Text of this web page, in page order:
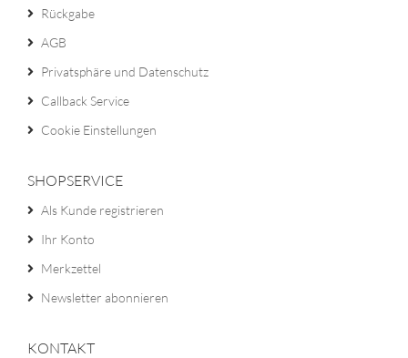
Rückgabe
AGB
Privatsphäre und Datenschutz
Callback Service
Cookie Einstellungen
SHOPSERVICE
Als Kunde registrieren
Ihr Konto
Merkzettel
Newsletter abonnieren
KONTAKT